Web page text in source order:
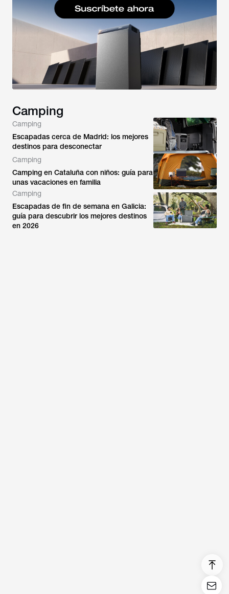
Camping
Camping
Escapadas cerca de Madrid: los mejores
destinos para desconectar
Camping
Camping en Cataluña con niños: guía para
unas vacaciones en familia
Camping
Escapadas de fin de semana en Galicia:
guía para descubrir los mejores destinos
en 2026